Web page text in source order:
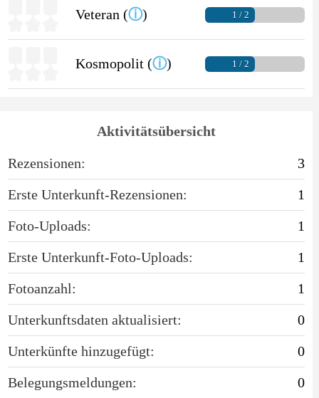
Veteran (ⓘ) 1 / 2
Kosmopolit (ⓘ) 1 / 2
Aktivitätsübersicht
Rezensionen:
3
Erste Unterkunft-Rezensionen:
1
Foto-Uploads:
1
Erste Unterkunft-Foto-Uploads:
1
Fotoanzahl:
1
Unterkunftsdaten aktualisiert:
0
Unterkünfte hinzugefügt:
0
Belegungsmeldungen:
0